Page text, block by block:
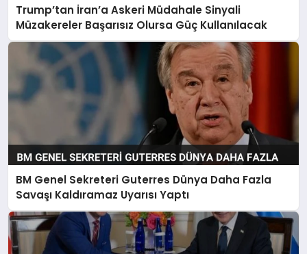
Trump’tan İran’a Askeri Müdahale Sinyali
Müzakereler Başarısız Olursa Güç Kullanılacak
BM Genel Sekreteri Guterres Dünya Daha Fazla
Savaşı Kaldıramaz Uyarısı Yaptı